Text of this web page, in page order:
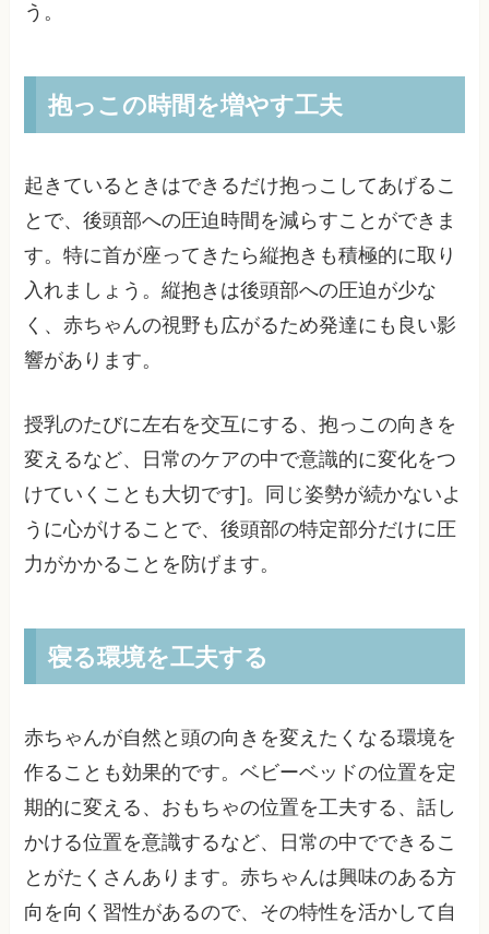
う。
抱っこの時間を増やす工夫
起きているときはできるだけ抱っこしてあげるこ
とで、後頭部への圧迫時間を減らすことができま
す。特に首が座ってきたら縦抱きも積極的に取り
入れましょう。縦抱きは後頭部への圧迫が少な
く、赤ちゃんの視野も広がるため発達にも良い影
響があります。
授乳のたびに左右を交互にする、抱っこの向きを
変えるなど、日常のケアの中で意識的に変化をつ
けていくことも大切です]。同じ姿勢が続かないよ
うに心がけることで、後頭部の特定部分だけに圧
力がかかることを防げます。
寝る環境を工夫する
赤ちゃんが自然と頭の向きを変えたくなる環境を
作ることも効果的です。ベビーベッドの位置を定
期的に変える、おもちゃの位置を工夫する、話し
かける位置を意識するなど、日常の中でできるこ
とがたくさんあります。赤ちゃんは興味のある方
向を向く習性があるので、その特性を活かして自